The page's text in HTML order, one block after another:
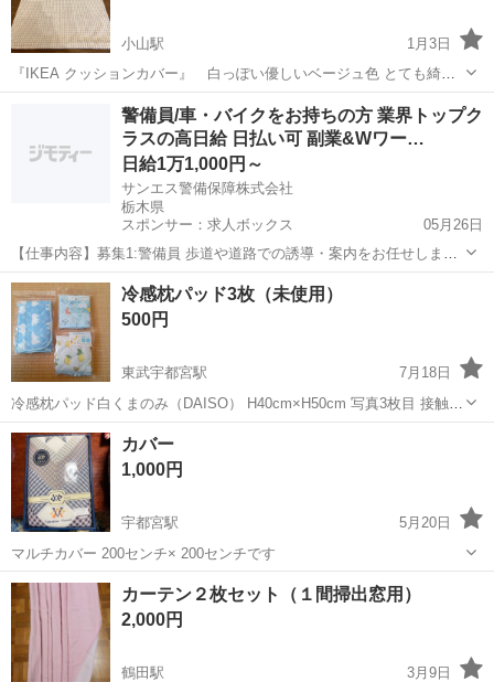
小山駅
1月3日
『IKEA クッションカバー』 白っぽい優しいベージュ色 とても綺麗
な状態です。 1ヶ月ソファに置いておきましたが、飾るだけでほとん
どもたれかかることはありませんでした。 ホームクリーニング済み。
今後あまり出番がない...
小山市 小山駅 ファブリック、カバー IKEA
警備員/車・バイクをお持ちの方 業界トップク
ラスの高日給 日払い可 副業&Wワー…
日給1万1,000円～
サンエス警備保障株式会社
栃木県
スポンサー：求人ボックス
05月26日
【仕事内容】募集1:警備員 歩道や道路での誘導・案内をお任せしま
す。 道路をご利用される車両や歩行者の方が安全に安心して通行する
ために適切に誘導してください。 勤務地へは直行直帰OKです! 募集2:
警備員 歩道や道路での誘導・案内...
アルバイト・パート
冷感枕パッド3枚（未使用）
500円
東武宇都宮駅
7月18日
冷感枕パッド白くまのみ（DAISO） H40cm×H50cm 写真3枚目 接触冷
感枕パッド H30cm×H45cm
栃木 宇都宮市
パッド
カバー
1,000円
宇都宮駅
5月20日
マルチカバー 200センチ× 200センチです
栃木 宇都宮市 宇都宮駅 ファブリック、カバー
カーテン２枚セット（１間掃出窓用）
2,000円
鶴田駅
3月9日